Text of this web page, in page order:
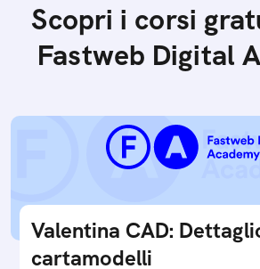
Scopri i corsi
Fastweb Digital
Valentina CAD:
cartamodelli